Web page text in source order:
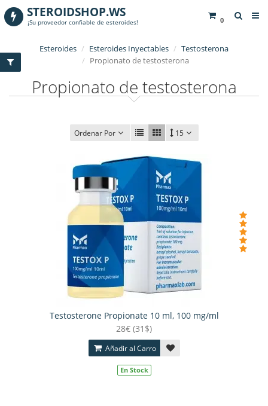
0
STEROIDSHOP.WS
¡Su proveedor confiable de esteroides!
Esteroides Esteroides Inyectables
Testosterona
Propionato de testosterona
Propionato de testosterona
Ordenar Por 15
Testosterone Propionate 10 ml, 100 mg/ml
28€ (31$)
Añadir al Carro
En Stock